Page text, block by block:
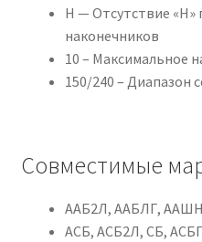
Н — Отсутствие «Н»
наконечников
10 – Максимальное
150/240 – Диапазон
Совместимые
ААБ2Л, ААБЛГ,
АСБ, АСБ2Л, СБ, АСБГ